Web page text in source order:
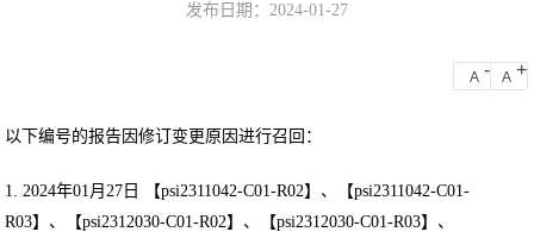
发布日期：2024-01-27
A - A +
以下编号的报告因修订变更原因进行召回：
1. 2024年01月27日 【psi2311042-C01-R02】、【psi2311042-C01-
R03】、【psi2312030-C01-R02】、【psi2312030-C01-R03】、